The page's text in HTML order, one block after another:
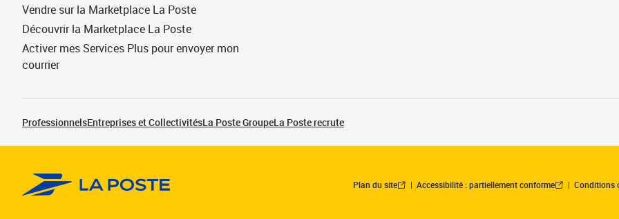
Vendre sur la Marketplace La Poste
Découvrir la Marketplace La Poste
Activer mes Services Plus pour envoyer mon
courrier
ProfessionnelsEntreprises et CollectivitésLa Poste GroupeLa Poste recrute
Plan du site Accessibilité : partiellement conforme Conditions